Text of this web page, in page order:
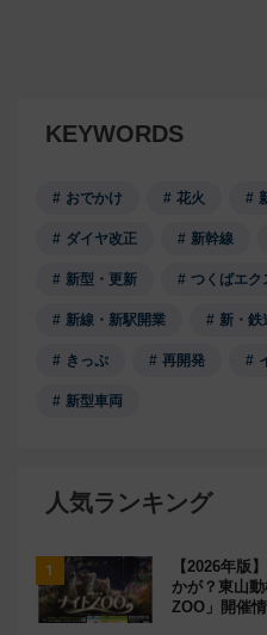
KEYWORDS
おでかけ 花火
ダイヤ改正 新幹線
新型・更新 つくばエク
新線・新駅開業 新・鉄
きっぷ 再開発
新型車両
人気ランキング
【2026年版
かが？東山
ZOO」開催